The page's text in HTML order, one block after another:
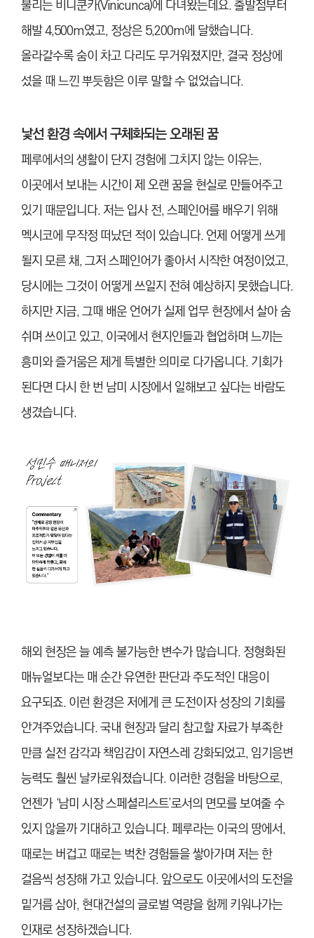
불리는 비니쿤카(Vinicunca)에 다녀왔는데요. 출발점부터
해발 4,500m였고, 정상은 5,200m에 달했습니다.
올라갈수록 숨이 차고 다리도 무거워졌지만, 결국 정상에
섰을 때 느낀 뿌듯함은 이루 말할 수 없었습니다.
낯선 환경 속에서 구체화되는 오래된 꿈
페루에서의 생활이 단지 경험에 그치지 않는 이유는,
이곳에서 보내는 시간이 제 오랜 꿈을 현실로 만들어주고
있기 때문입니다. 저는 입사 전, 스페인어를 배우기 위해
멕시코에 무작정 떠났던 적이 있습니다. 언제 어떻게 쓰게
될지 모른 채, 그저 스페인어가 좋아서 시작한 여정이었고,
당시에는 그것이 어떻게 쓰일지 전혀 예상하지 못했습니다.
하지만 지금, 그때 배운 언어가 실제 업무 현장에서 살아 숨
쉬며 쓰이고 있고, 이국에서 현지인들과 협업하며 느끼는
흥미와 즐거움은 제게 특별한 의미로 다가옵니다. 기회가
된다면 다시 한 번 남미 시장에서 일해보고 싶다는 바람도
생겼습니다.
해외 현장은 늘 예측 불가능한 변수가 많습니다. 정형화된
매뉴얼보다는 매 순간 유연한 판단과 주도적인 대응이
요구되죠. 이런 환경은 저에게 큰 도전이자 성장의 기회를
안겨주었습니다. 국내 현장과 달리 참고할 자료가 부족한
만큼 실전 감각과 책임감이 자연스레 강화되었고, 임기응변
능력도 훨씬 날카로워졌습니다. 이러한 경험을 바탕으로,
언젠가 ‘남미 시장 스페셜리스트’로서의 면모를 보여줄 수
있지 않을까 기대하고 있습니다. 페루라는 이국의 땅에서,
때로는 버겁고 때로는 벅찬 경험들을 쌓아가며 저는 한
걸음씩 성장해 가고 있습니다. 앞으로도 이곳에서의 도전을
밑거름 삼아, 현대건설의 글로벌 역량을 함께 키워나가는
인재로 성장하겠습니다.